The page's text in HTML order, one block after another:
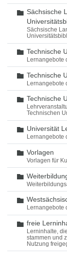
Ordner
Sächsische
Sächsische
Ordner
Technische
Lernangebote
Ordner
Technische
Ordner
Technische
Technischen
Ordner
Universität
Lernangebote
Ordner
Vorlagen
Vorlagen für
Ordner
Ordner
Ordner
freie
Lerninhalte,
stammen und
Nutzung